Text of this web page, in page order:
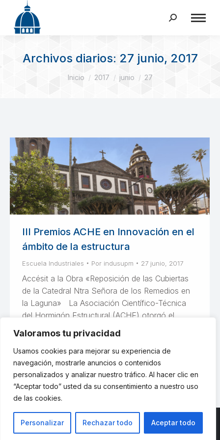
Valoramos tu privacidad
Usamos cookies para mejorar su experiencia de
navegación, mostrarle anuncios o contenidos
personalizados y analizar nuestro tráfico. Al hacer clic en
“Aceptar todo” usted da su consentimiento a nuestro uso
de las cookies.
Personalizar Rechazar todo Aceptar todo
Buscar:
Archivos diarios: 27 junio, 2017
Estás aquí:
Inicio 2017 junio 27
III Premios ACHE en Innovación en el
ámbito de la estructura
Escuela Industriales Por indusupm 27 junio, 2017
Accésit a la Obra «Reposición de las Cubiertas
de la Catedral Ntra Señora de los Remedios en
la Laguna» La Asociación Científico-Técnica
del Hormigón Estructural (ACHE) otorgó el
pasado 4 de abril el Accésit al Premio a la Mayor
Innovación a la Obra de Reposición de Cubiertas
de la Catedral de La Laguna. El…